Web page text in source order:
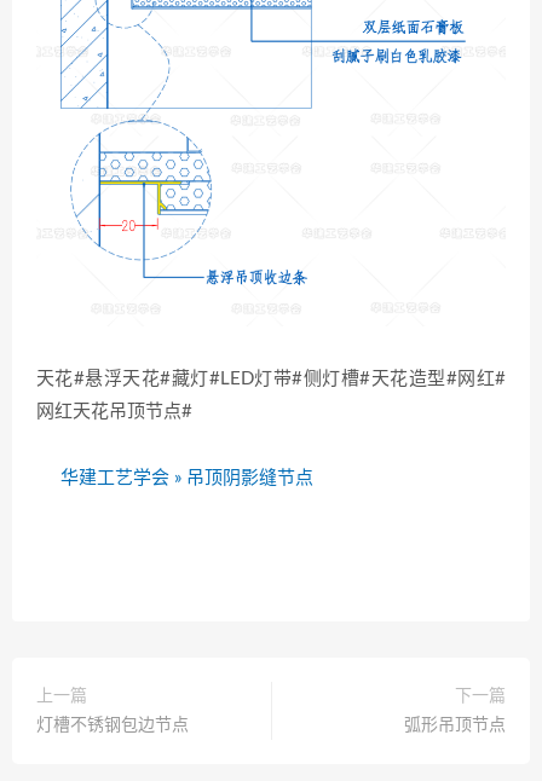
天花#悬浮天花#藏灯#LED灯带#侧灯槽#天花造型#网红#
网红天花吊顶节点#
华建工艺学会 » 吊顶阴影缝节点
上一篇
灯槽不锈钢包边节点
下一篇
弧形吊顶节点